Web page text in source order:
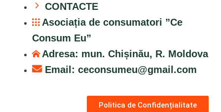
CONTACTE
Asociația de consumatori ”Ce
Consum Eu”
Adresa: mun. Chișinău, R. Moldova
Email: ceconsumeu@gmail.com
Politica de Confidențialitate